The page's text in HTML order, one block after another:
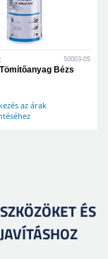
50003-05
Bézs
az árak
ÉS